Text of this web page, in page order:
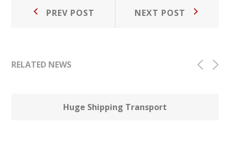
PostPREV POST NEXT POST
RELATED NEWS
Huge Shipping Transport